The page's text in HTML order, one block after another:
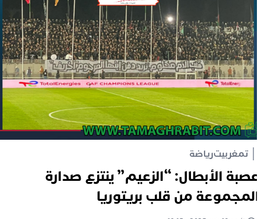
تمغربيترياضة
الأبطال: “الزعيم” ينتزع صدارة
من قلب بريتوريا